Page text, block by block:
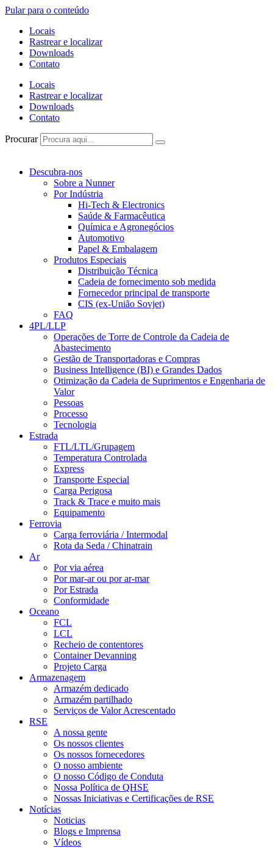
Pular para o conteúdo
Locais
Rastrear e localizar
Downloads
Contato
Locais
Rastrear e localizar
Downloads
Contato
Procurar
Descubra-nos
Sobre a Nunner
Por Indústria
Hi-Tech & Electronics
Saúde & Farmacêutica
Química e Agronegócios
Automotivo
Papel & Embalagem
Produtos Especiais
Distribuição Técnica
Cadeia de fornecimento sob medida
Fornecedor principal de transporte
CIS (ex-União Sovjet)
FAQ
4PL/LLP
Operações de Torre de Controle da Cadeia de
Abastecimento
Gestão de Transportadoras e Compras
Business Intelligence (BI) e Grandes Dados
Otimização da Cadeia de Suprimentos e Engenharia de
Valor
Pessoas
Processo
Tecnologia
Estrada
FTL/LTL/Grupagem
Temperatura Controlada
Express
Transporte Especial
Carga Perigosa
Track & Trace e muito mais
Equipamento
Ferrovia
Carga ferroviária / Intermodal
Rota da Seda / Chinatrain
Ar
Por via aérea
Por mar-ar ou por ar-mar
Por Estrada
Conformidade
Oceano
FCL
LCL
Recheio de contentores
Container Devanning
Projeto Carga
Armazenagem
Armazém dedicado
Armazém partilhado
Serviços de Valor Acrescentado
RSE
A nossa gente
Os nossos clientes
Os nossos fornecedores
O nosso ambiente
O nosso Código de Conduta
Nossa Política de QHSE
Nossas Iniciativas e Certificações de RSE
Notícias
Noticias
Blogs e Imprensa
Vídeos